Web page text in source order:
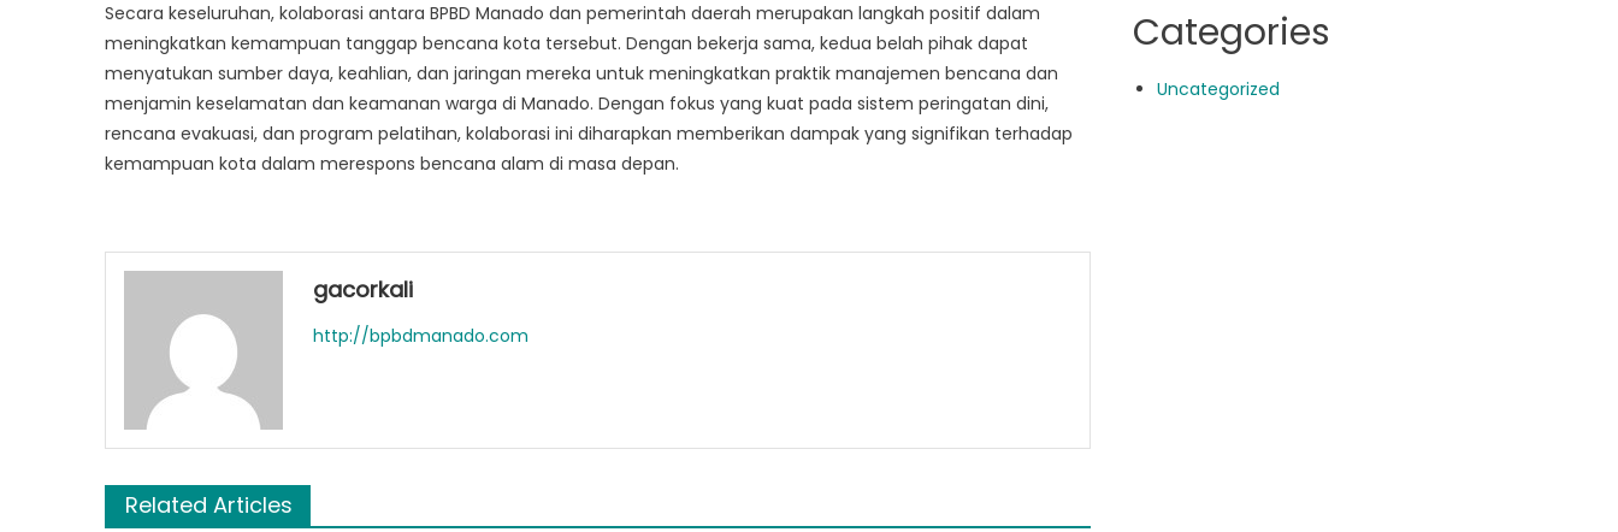
Secara keseluruhan, kolaborasi antara BPBD Manado dan pemerintah daerah merupakan langkah positif dalam
meningkatkan kemampuan tanggap bencana kota tersebut. Dengan bekerja sama, kedua belah pihak dapat
menyatukan sumber daya, keahlian, dan jaringan mereka untuk meningkatkan praktik manajemen bencana dan
menjamin keselamatan dan keamanan warga di Manado. Dengan fokus yang kuat pada sistem peringatan dini,
rencana evakuasi, dan program pelatihan, kolaborasi ini diharapkan memberikan dampak yang signifikan terhadap
kemampuan kota dalam merespons bencana alam di masa depan.
gacorkali
http://bpbdmanado.com
Related Articles
Categories
Uncategorized